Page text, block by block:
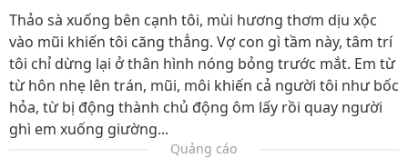
Thảo sà xuống bên cạnh tôi, mùi hương thơm dịu xộc
vào mũi khiến tôi căng thẳng. Vợ con gì tầm này, tâm trí
tôi chỉ dừng lại ở thân hình nóng bỏng trước mắt. Em từ
từ hôn nhẹ lên trán, mũi, môi khiến cả người tôi như bốc
hỏa, từ bị động thành chủ động ôm lấy rồi quay người
ghì em xuống giường...
Quảng cáo